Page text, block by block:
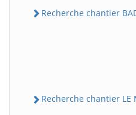
Recherche chantier
Recherche chantier LE